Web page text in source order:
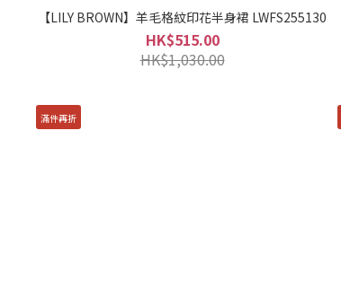
【LILY BROWN】羊毛格紋印花半身裙 LWFS255130
HK$515.00
HK$1,030.00
滿件再折